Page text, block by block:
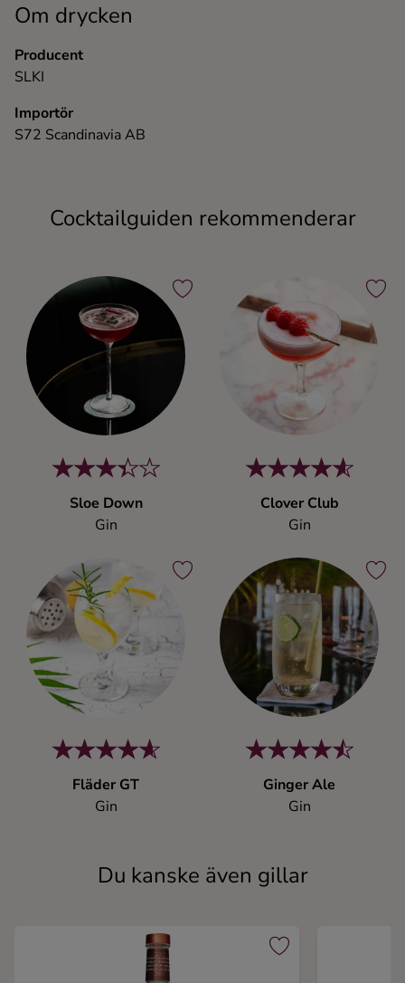
Om drycken
Producent
SLKI
Importör
S72 Scandinavia AB
Cocktailguiden rekommenderar
Sloe Down
Gin
Clover Club
Gin
Fläder GT
Gin
Ginger Ale
Gin
Du kanske även gillar